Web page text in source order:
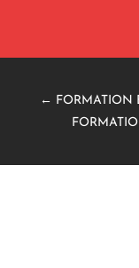
← FORMATION